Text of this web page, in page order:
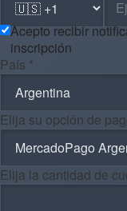
Acepto recibir
inscripción
País *
Elija su opción de
Elija la cantidad de